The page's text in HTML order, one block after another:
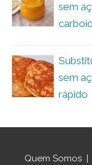
sem
sem
rápido
Quem Somos